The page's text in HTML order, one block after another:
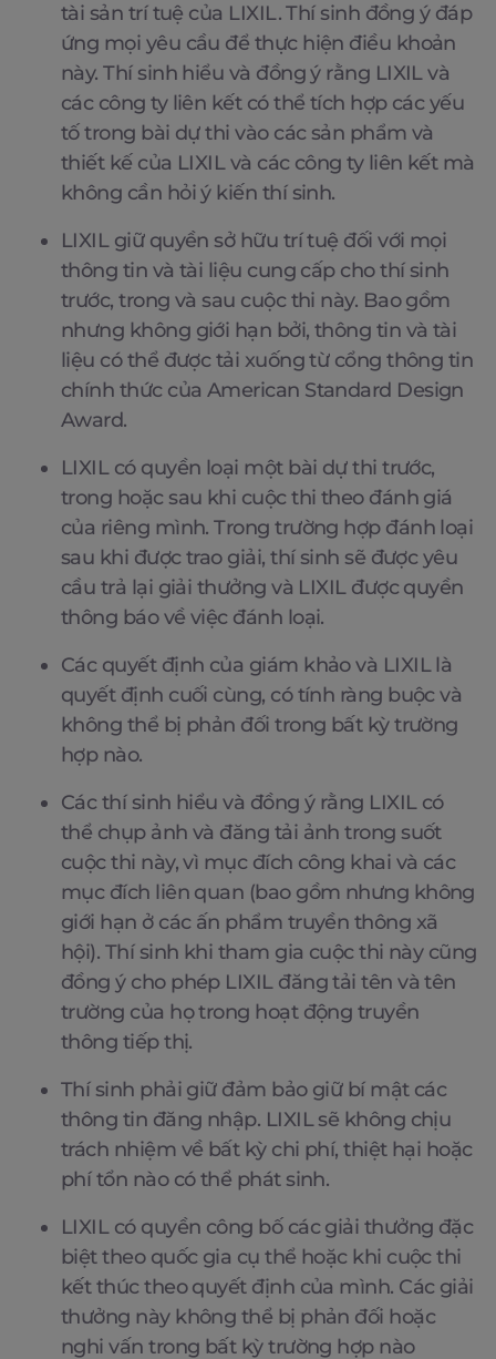
tài sản trí tuệ của LIXIL. Thí sinh đồng ý đáp
ứng mọi yêu cầu để thực hiện điều khoản
này. Thí sinh hiểu và đồng ý rằng LIXIL và
các công ty liên kết có thể tích hợp các yếu
tố trong bài dự thi vào các sản phẩm và
thiết kế của LIXIL và các công ty liên kết mà
không cần hỏi ý kiến thí sinh.
LIXIL giữ quyền sở hữu trí tuệ đối với mọi
thông tin và tài liệu cung cấp cho thí sinh
trước, trong và sau cuộc thi này. Bao gồm
nhưng không giới hạn bởi, thông tin và tài
liệu có thể được tải xuống từ cổng thông tin
chính thức của American Standard Design
Award.
LIXIL có quyền loại một bài dự thi trước,
trong hoặc sau khi cuộc thi theo đánh giá
của riêng mình. Trong trường hợp đánh loại
sau khi được trao giải, thí sinh sẽ được yêu
cầu trả lại giải thưởng và LIXIL được quyền
thông báo về việc đánh loại.
Các quyết định của giám khảo và LIXIL là
quyết định cuối cùng, có tính ràng buộc và
không thể bị phản đối trong bất kỳ trường
hợp nào.
Các thí sinh hiểu và đồng ý rằng LIXIL có
thể chụp ảnh và đăng tải ảnh trong suốt
cuộc thi này, vì mục đích công khai và các
mục đích liên quan (bao gồm nhưng không
giới hạn ở các ấn phẩm truyền thông xã
hội). Thí sinh khi tham gia cuộc thi này cũng
đồng ý cho phép LIXIL đăng tải tên và tên
trường của họ trong hoạt động truyền
thông tiếp thị.
Thí sinh phải giữ đảm bảo giữ bí mật các
thông tin đăng nhập. LIXIL sẽ không chịu
trách nhiệm về bất kỳ chi phí, thiệt hại hoặc
phí tổn nào có thể phát sinh.
LIXIL có quyền công bố các giải thưởng đặc
biệt theo quốc gia cụ thể hoặc khi cuộc thi
kết thúc theo quyết định của mình. Các giải
thưởng này không thể bị phản đối hoặc
nghi vấn trong bất kỳ trường hợp nào